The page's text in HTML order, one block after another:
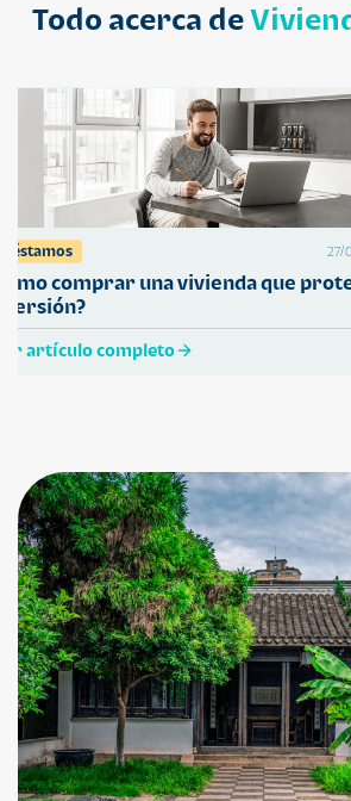
Todo acerca de
27/
comprar una vivienda que
artículo completo